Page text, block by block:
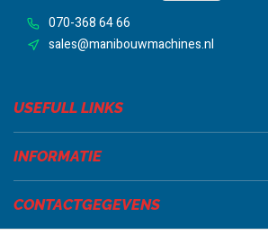
070-368 64 66
sales@manibouwmachines.nl
USEFULL LINKS
INFORMATIE
CONTACTGEGEVENS